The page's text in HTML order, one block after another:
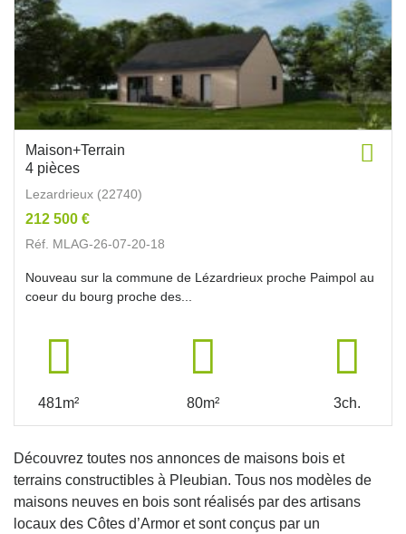
Maison+Terrain
4 pièces
Lezardrieux (22740)
212 500 €
Réf. MLAG-26-07-20-18
Nouveau sur la commune de Lézardrieux proche Paimpol au
coeur du bourg proche des...
481m² 80m² 3ch.
Découvrez toutes nos annonces de maisons bois et
terrains constructibles à Pleubian. Tous nos modèles de
maisons neuves en bois sont réalisés par des artisans
locaux des Côtes d’Armor et sont conçus par un